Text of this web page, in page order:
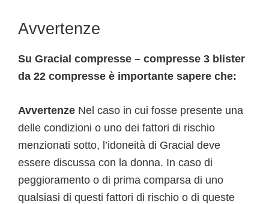
Avvertenze
Su Gracial compresse – compresse 3 blister
da 22 compresse è importante sapere che:
Avvertenze Nel caso in cui fosse presente una
delle condizioni o uno dei fattori di rischio
menzionati sotto, l’idoneità di Gracial deve
essere discussa con la donna. In caso di
peggioramento o di prima comparsa di uno
qualsiasi di questi fattori di rischio o di queste